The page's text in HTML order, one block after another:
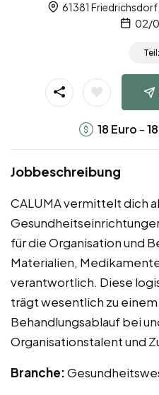
61381
02/
18 Euro -18
Jobbeschreibung
CALUMA vermittelt dich
für die Organisation und
Materialien,
verantwortlich. Diese
trägt wesentlich zu
Behandlungsablauf bei
Organisationstalent und
Branche: